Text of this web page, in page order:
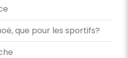
que pour les sportifs?